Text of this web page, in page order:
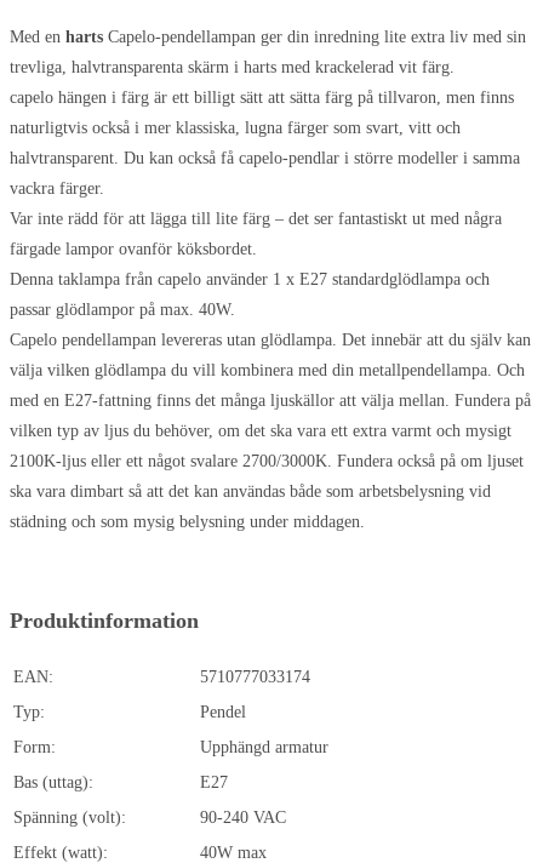
Med en harts Capelo-pendellampan ger din inredning lite extra liv med sin
trevliga, halvtransparenta skärm i harts med krackelerad vit färg.
capelo hängen i färg är ett billigt sätt att sätta färg på tillvaron, men finns
naturligtvis också i mer klassiska, lugna färger som svart, vitt och
halvtransparent. Du kan också få capelo-pendlar i större modeller i samma
vackra färger.
Var inte rädd för att lägga till lite färg – det ser fantastiskt ut med några
färgade lampor ovanför köksbordet.
Denna taklampa från capelo använder 1 x E27 standardglödlampa och
passar glödlampor på max. 40W.
Capelo pendellampan levereras utan glödlampa. Det innebär att du själv kan
välja vilken glödlampa du vill kombinera med din metallpendellampa. Och
med en E27-fattning finns det många ljuskällor att välja mellan. Fundera på
vilken typ av ljus du behöver, om det ska vara ett extra varmt och mysigt
2100K-ljus eller ett något svalare 2700/3000K. Fundera också på om ljuset
ska vara dimbart så att det kan användas både som arbetsbelysning vid
städning och som mysig belysning under middagen.
Produktinformation
EAN:
5710777033174
Typ:
Pendel
Form:
Upphängd armatur
Bas (uttag):
E27
Spänning (volt):
90-240 VAC
Effekt (watt):
40W max